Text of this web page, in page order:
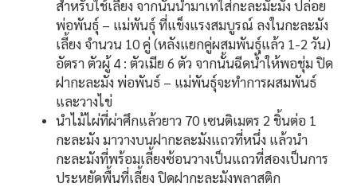
สำหรับใช้เลี้ยง จากนั้นนำมาเทใส่กะละมัะมัง ปล่อย
พ่อพันธุ์ – แม่พันธุ์ ที่แข็งแรงสมบูรณ์ ลงในกะละมัง
เลี้ยง จำนวน 10 คู่ (หลังแยกคู่ผสมพันธุ์แล้ว 1-2 วัน)
อัตรา ตัวผู้ 4 : ตัวเมีย 6 ตัว จากนั้นฉีดน้ำให้พอชุ่ม ปิด
ฝากะละมัง พ่อพันธ์ – แม่พันธุ์จะทำการผสมพันธ์
และวางไข่
นำไม้ไผ่ที่ผ่าศึกแล้วยาว 70 เซนติเมตร 2 ชิ้นต่อ 1
กะละมัง มาวางบนฝากะละมังแถวที่หนึ่ง แล้วนำ
กะละมังที่พร้อมเลี้ยงซ้อนวางเป็นแถวที่สองเป็นการ
ประหยัดพื้นที่เลี้ยง ปิดฝากะละมังพลาสติก